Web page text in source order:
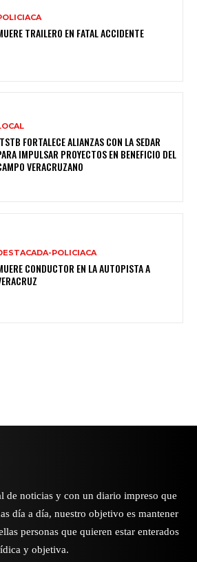
TRAILERO EN FATAL ACCIDENTE
FORTALECE ALIANZAS CON LA SEDAR
IMPULSAR PROYECTOS EN BENEFICIO DEL
VERACRUZANO
POLICIACA
CONDUCTOR EN LA AUTOPISTA A
de noticias y con un diario impreso que
día a día, nuestro objetivo es mantener
personas que quieren estar enterados
y objetiva.